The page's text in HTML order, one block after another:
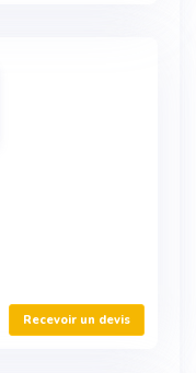
Recevoir un devis